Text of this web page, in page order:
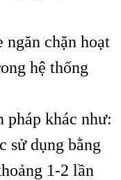
chặn hoạt
hệ thống
pháp khác như:
sử dụng bằng
1-2 lần